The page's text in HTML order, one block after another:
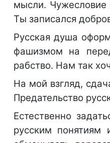
мысли. Чужесловие
Ты записался
Русская душа
фашизмом на
рабство. Нам так
На мой взгляд,
Предательство
Естественно
русским понятиям